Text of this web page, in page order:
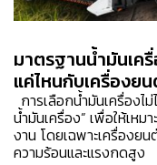
มาตรฐานน้ำมันเค
แค่ไหนกับเครื่องย
การเลือกน้ำมันเครื่อง
น้ำมันเครื่อง” เพื่อให้เห
งาน โดยเฉพาะเครื่องย
ความร้อนและแรงกดสูง